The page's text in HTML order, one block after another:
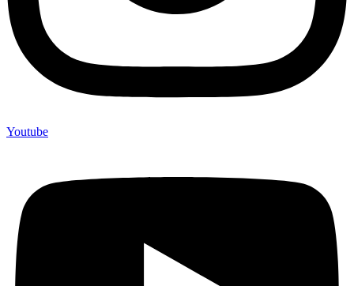
Youtube